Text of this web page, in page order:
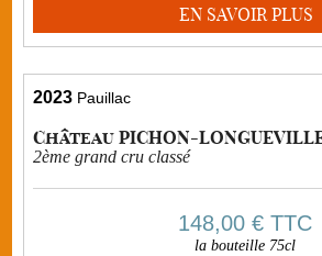
EN SAVOIR PLUS
2023 Pauillac
Château PICHON-
2ème grand cru classé
148,00 € TTC
la bouteille 75cl